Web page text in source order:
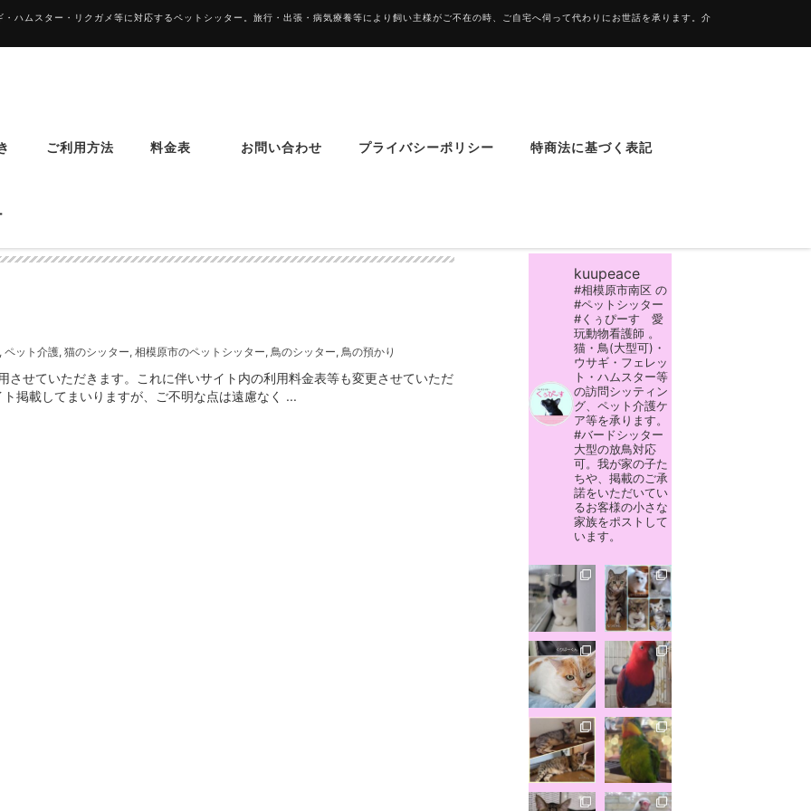
ハムスター・リクガメ等に対応するペットシッター。旅行・出張・病気療養等により飼い主様がご不在の時、ご自宅へ伺って代わりにお世話を承ります。介
ご利用方法 料金表 お問い合わせ プライバシーポリシー 特商法に基づく表記
まして
, ペット介護, 猫のシッター, 相模原市のペットシッター, 鳥のシッター, 鳥の預かり
せていただきます。これに伴いサイト内の利用料金表等も変更させていただ
掲載してまいりますが、ご不明な点は遠慮なく ...
kuupeace
#相模原市南区 の
#ペットシッター
#くぅぴーす 愛
玩動物看護師 。
猫・鳥(大型可)・
ウサギ・フェレッ
ト・ハムスター等
の訪問シッティン
グ、ペット介護ケ
ア等を承ります。
#バードシッター
大型の放鳥対応
可。我が家の子た
ちや、掲載のご承
諾をいただいてい
るお客様の小さな
家族をポストして
います。